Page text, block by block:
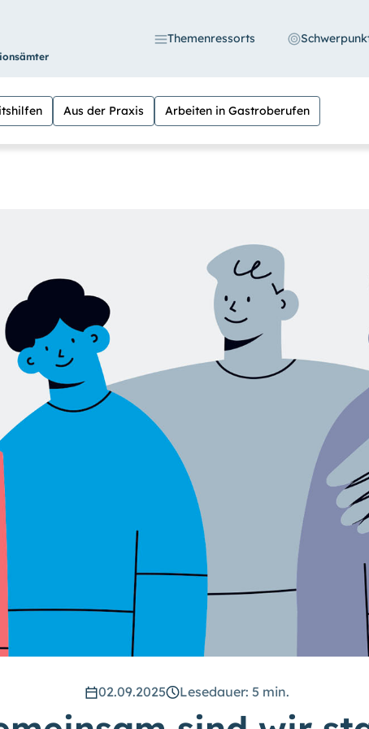
Themenressorts
Aus der Praxis Arbeiten in Gastroberufen
die Möglichkeit, den Kontrast stärker
Sie außerdem die Schrift vergrößern. (Einfach
versehen.
02.09.2025 Lesedauer: 5 min.